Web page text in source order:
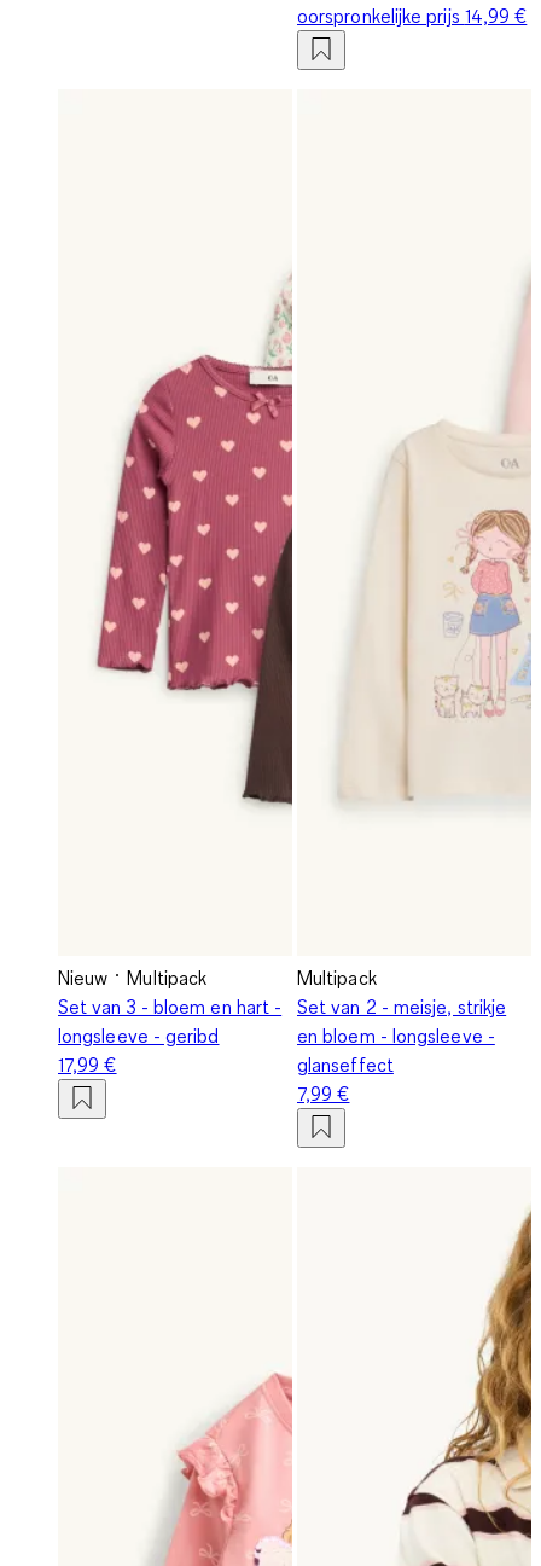
oorspronkelijke prijs 14,99 €
Nieuw
Multipack
Set van 3 - bloem en hart -
longsleeve - geribd
17,99 €
Multipack
Set van 2 - meisje, strikje
en bloem - longsleeve -
glanseffect
7,99 €